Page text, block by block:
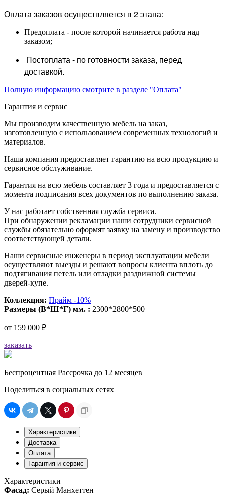
Оплата заказов осуществляется в 2 этапа:
Предоплата - после которой начинается работа над
заказом;
Постоплата - по готовности заказа, перед
доставкой.
Полную информацию смотрите в разделе "Оплата"
Гарантия и сервис
Мы производим качественную мебель на заказ,
изготовленную с использованием современных технологий и
материалов.
Наша компания предоставляет гарантию на всю продукцию и
сервисное обслуживание.
Гарантия на всю мебель составляет 3 года и предоставляется с
момента подписания всех документов по выполнению заказа.
У нас работает собственная служба сервиса.
При обнаружении рекламации наши сотрудники сервисной
службы обязательно оформят заявку на замену и производство
соответствующей детали.
Наши сервисные инженеры в период эксплуатации мебели
осуществляют выезды и решают вопросы клиента вплоть до
подтягивания петель или отладки раздвижной системы
дверей-купе.
Коллекция: Прайм -10%
Размеры (В*Ш*Г) мм. : 2300*2800*500
от 159 000 ₽
заказать
Беспроцентная Рассрочка до 12 месяцев
Поделиться в социальных сетях
Характеристики
Доставка
Оплата
Гарантия и сервис
Характеристики
Фасад: Серый Манхеттен